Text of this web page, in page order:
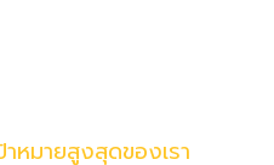
หมายสูงสุดของเรา